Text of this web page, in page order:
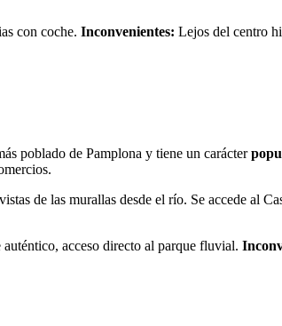
con coche. Inconvenientes: Lejos del centro
poblado de Pamplona y tiene un carácter
de las murallas desde el río. Se accede al
acceso directo al parque fluvial.